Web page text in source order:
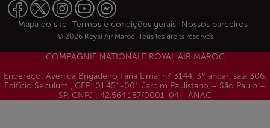
Web map links
$Title.getData()
Mapa do site Termos e condições gerais Nossos parceiros
© 2026 Royal Air Maroc. Tous les droits réservés
COMPAGNIE NATIONALE ROYAL AIR MAROC
Endereço: Avenida Brigadeiro Faria Lima, nº 3144, 3º andar, sala 306,
Edifício Seculum , CEP: 01.451-001 Jardim Paulistano – São Paulo –
SP. CNPJ : 42.564.187/0001-04 - ANAC